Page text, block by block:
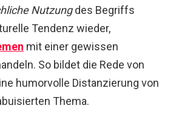
Nutzungdes Begriffs
Tendenz wieder,
mit einer gewissen
So bildet die Rede von
humorvolle Distanzierung von
Thema.